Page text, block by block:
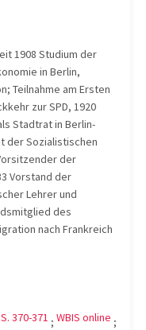
1908 Studium der
in Berlin,
Teilnahme am Ersten
zur SPD, 1920
Stadtrat in Berlin-
der Sozialistischen
der
Vorstand der
Lehrer und
des
nach Frankreich
370-371 ; WBIS online ;